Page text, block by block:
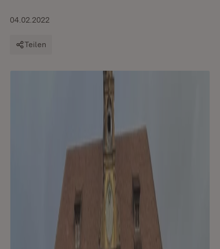
04.02.2022
Teilen